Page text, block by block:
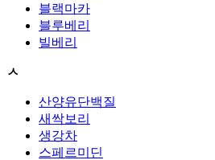
블랙마카
블루베리
빌베리
ㅅ
산양유단백질
새싹보리
생강차
스페르미딘